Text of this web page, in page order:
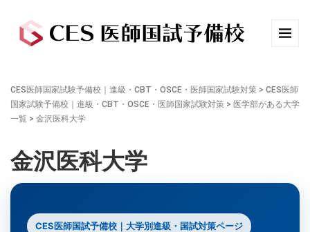
CES医師国家試験予備校｜進級・CBT・OSCE・医師国家試験対策 > CES医師
国家試験予備校｜進級・CBT・OSCE・医師国家試験対策 > 医学部がある大学
一覧 > 金沢医科大学
金沢医科大学
CES医師国試予備校｜大学別進級・国試対策ページ